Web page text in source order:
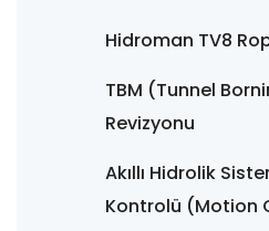
Hidroman TV8
TBM (Tunnel
Revizyonu
Akıllı Hidrolik
Kontrolü (Motion